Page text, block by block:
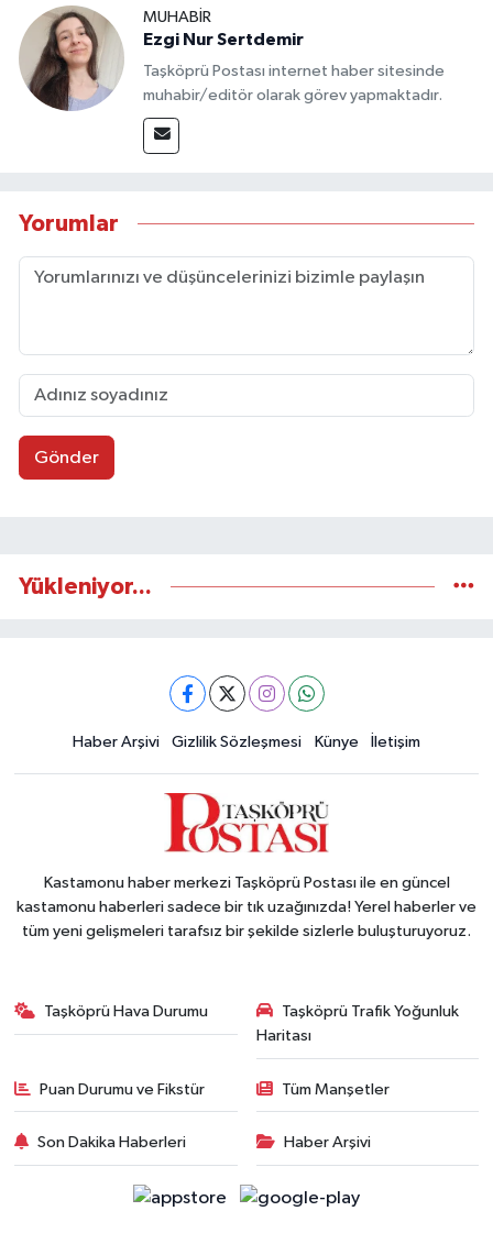
MUHABİR
Ezgi Nur Sertdemir
Taşköprü Postası internet haber sitesinde
muhabir/editör olarak görev yapmaktadır.
Yorumlar
Gönder
Yükleniyor...
Haber Arşivi Gizlilik Sözleşmesi Künye İletişim
Kastamonu haber merkezi Taşköprü Postası ile en güncel
kastamonu haberleri sadece bir tık uzağınızda! Yerel haberler ve
tüm yeni gelişmeleri tarafsız bir şekilde sizlerle buluşturuyoruz.
Taşköprü Hava Durumu
Taşköprü Trafik Yoğunluk
Haritası
Puan Durumu ve Fikstür Tüm Manşetler
Son Dakika Haberleri Haber Arşivi